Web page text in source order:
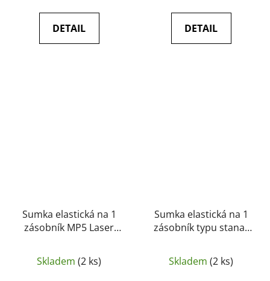
DETAIL DETAIL
Sumka elastická na 1
zásobník MP5 Laser
Skladem (2 ks)
Sumka elastická na 1
zásobník typu stanar
Skladem (2 ks)